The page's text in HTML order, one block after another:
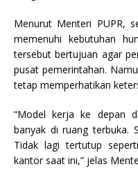
Menurut Menteri PUPR,
memenuhi kebutuhan
tersebut bertujuan agar
pusat pemerintahan.
tetap memperhatikan
“Model kerja ke depan
banyak di ruang terbuka.
Tidak lagi tertutup
kantor saat ini,” jelas